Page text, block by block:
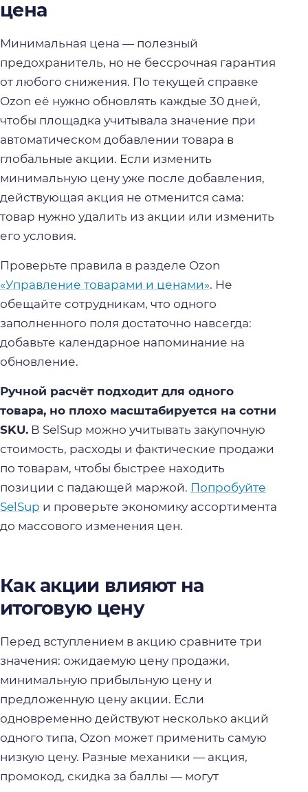
цена
Минимальная цена — полезный
предохранитель, но не бессрочная гарантия
от любого снижения. По текущей справке
Ozon её нужно обновлять каждые 30 дней,
чтобы площадка учитывала значение при
автоматическом добавлении товара в
глобальные акции. Если изменить
минимальную цену уже после добавления,
действующая акция не отменится сама:
товар нужно удалить из акции или изменить
его условия.
Проверьте правила в разделе Ozon
«Управление товарами и ценами». Не
обещайте сотрудникам, что одного
заполненного поля достаточно навсегда:
добавьте календарное напоминание на
обновление.
Ручной расчёт подходит для одного
товара, но плохо масштабируется на сотни
SKU. В SelSup можно учитывать закупочную
стоимость, расходы и фактические продажи
по товарам, чтобы быстрее находить
позиции с падающей маржой. Попробуйте
SelSup и проверьте экономику ассортимента
до массового изменения цен.
Как акции влияют на
итоговую цену
Перед вступлением в акцию сравните три
значения: ожидаемую цену продажи,
минимальную прибыльную цену и
предложенную цену акции. Если
одновременно действуют несколько акций
одного типа, Ozon может применить самую
низкую цену. Разные механики — акция,
промокод, скидка за баллы — могут